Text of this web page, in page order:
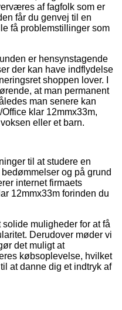
af fagfolk som er
får du genvej til en
få problemstillinger som
er hensynstagende
der kan have indflydelse
shoppen lover. I
at man permanent
man senere kan
klar 12mmx33m,
eller et barn.
til at studere en
og på grund
internet firmaets
12mmx33m forinden du
muligheder for at få
Derudover møder vi
det muligt at
købsoplevelse, hvilket
at danne dig et indtryk af